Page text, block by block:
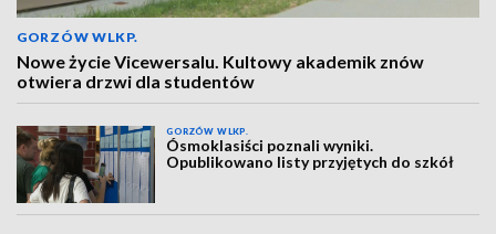
GORZÓW WLKP.
Nowe życie Vicewersalu. Kultowy akademik znów
otwiera drzwi dla studentów
GORZÓW WLKP.
Ósmoklasiści poznali wyniki.
Opublikowano listy przyjętych do szkół